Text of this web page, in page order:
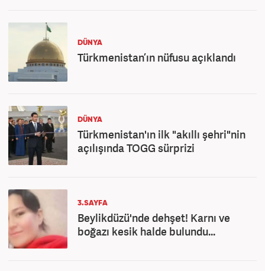
DÜNYA
Türkmenistan’ın nüfusu açıklandı
DÜNYA
Türkmenistan'ın ilk "akıllı şehri"nin
açılışında TOGG sürprizi
3.SAYFA
Beylikdüzü'nde dehşet! Karnı ve
boğazı kesik halde bulundu...